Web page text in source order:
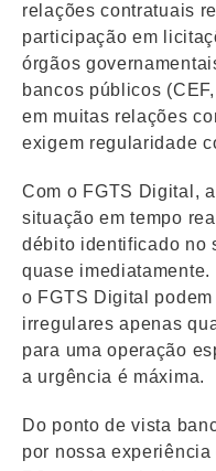
relações contratuais
participação em
órgãos
bancos públicos
em muitas relações
exigem regularidade
Com o FGTS Digital,
situação em tempo
débito identificado no
quase
o FGTS Digital
irregulares apenas
para uma operação
a urgência é máxima.
Do ponto de vista
por nossa